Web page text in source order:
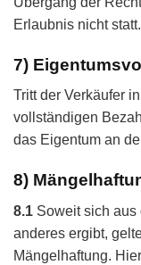
Erlaubnis nicht statt.
7)
Tritt der Verkäufer
vollständigen
das Eigentum an
8)
8.1 Soweit sich
anderes ergibt,
Mängelhaftung.